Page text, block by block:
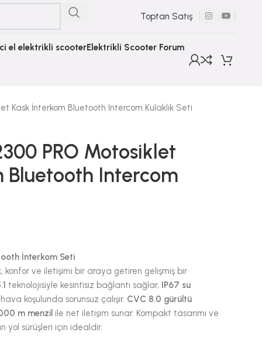
Toptan Satış
el elektrikli scooterElektrikli Scooter Forum
Kask İnterkom Bluetooth Intercom Kulaklık Seti
PRO Motosiklet
Bluetooth Intercom
İnterkom Seti
konfor ve iletişimi bir araya getiren gelişmiş bir
teknolojisiyle kesintisiz bağlantı sağlar, IP67 su
koşulunda sorunsuz çalışır. CVC 8.0 gürültü
m menzil ile net iletişim sunar. Kompakt tasarımı ve
yol sürüşleri için idealdir.